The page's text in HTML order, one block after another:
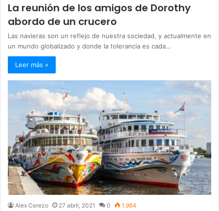
La reunión de los amigos de Dorothy
abordo de un crucero
Las navieras son un reflejo de nuestra sociedad, y actualmente en
un mundo globalizado y donde la tolerancia es cada…
Leer más »
Alex Cerezo 27 abril, 2021 0 1.984